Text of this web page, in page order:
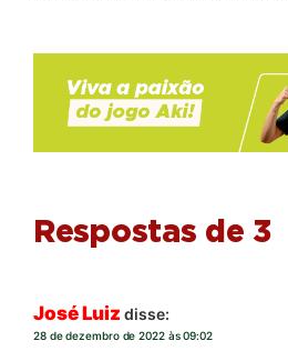
Respostas de 3
José Luiz disse:
28 de dezembro de 2022 às 09:02